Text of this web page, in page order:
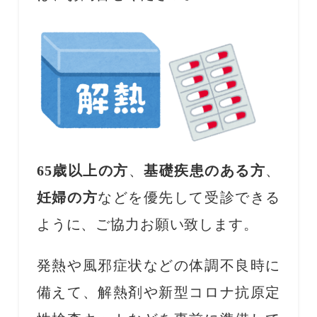
65歳以上の方、基礎疾患のある方、
妊婦の方などを優先して受診できる
ように、ご協力お願い致します。
発熱や風邪症状などの体調不良時に
備えて、解熱剤や新型コロナ抗原定